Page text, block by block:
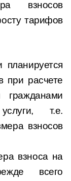
взносов
тарифов
при расчете
гражданами
т.е.
взносов
взноса на
всего